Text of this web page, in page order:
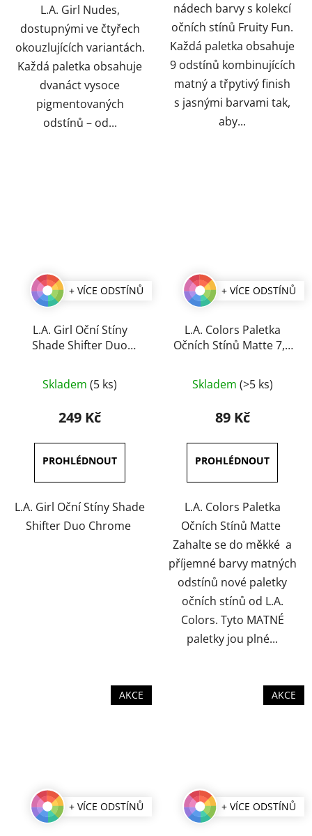
L.A. Girl Nudes,
dostupnými ve čtyřech
okouzlujících variantách.
Každá paletka obsahuje
dvanáct vysoce
pigmentovaných
odstínů – od...
nádech barvy s kolekcí
očních stínů Fruity Fun.
Každá paletka obsahuje
9 odstínů kombinujících
matný a třpytivý finish
s jasnými barvami tak,
aby...
+ VÍCE ODSTÍNŮ
L.A. Girl Oční Stíny
Shade Shifter Duo
hodnocení
produktu
5,0
z
5
hvězdiček.
Skladem (5 ks)
249 Kč
L.A. Girl Oční Stíny Shade
Shifter Duo Chrome
+ VÍCE ODSTÍNŮ
L.A. Colors Paletka
Očních Stínů Matte 7,1
hodnocení
produktu
4,3
z
5
hvězdiček.
Skladem (>5 ks)
89 Kč
L.A. Colors Paletka
Očních Stínů Matte
Zahalte se do měkké a
příjemné barvy matných
odstínů nové paletky
očních stínů od L.A.
Colors. Tyto MATNÉ
paletky jou plné...
AKCE
+ VÍCE ODSTÍNŮ
AKCE
+ VÍCE ODSTÍNŮ